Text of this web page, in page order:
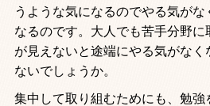
うような気になるのでやる気がな
なるのです。大人でも苦手分野に
が見えないと途端にやる気がな
ないでしょうか。
集中して取り組むためにも、勉